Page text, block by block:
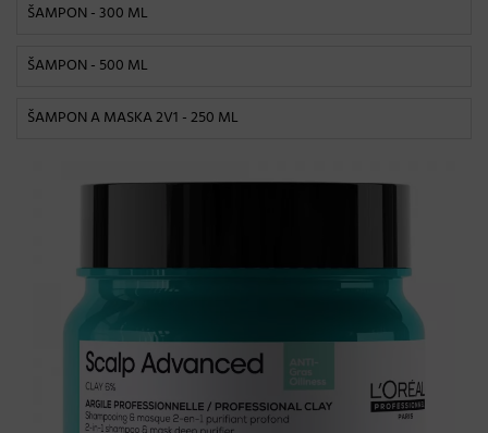
ŠAMPON - 300 ML
ŠAMPON - 500 ML
ŠAMPON A MASKA 2V1 - 250 ML